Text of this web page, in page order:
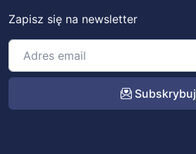
Zapisz się na newsletter
Subskrybuj